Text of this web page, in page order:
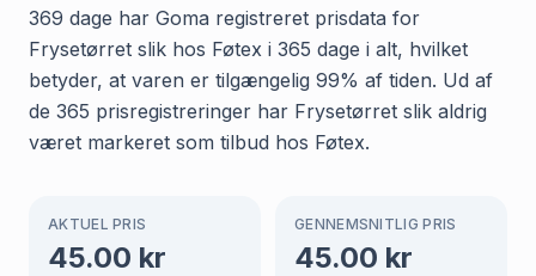
369 dage har Goma registreret prisdata for
Frysetørret slik hos Føtex i 365 dage i alt, hvilket
betyder, at varen er tilgængelig 99% af tiden. Ud af
de 365 prisregistreringer har Frysetørret slik aldrig
været markeret som tilbud hos Føtex.
AKTUEL PRIS
45.00 kr
GENNEMSNITLIG PRIS
45.00 kr